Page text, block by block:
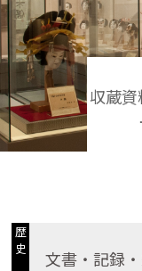
収蔵
歴
史
文書・記録